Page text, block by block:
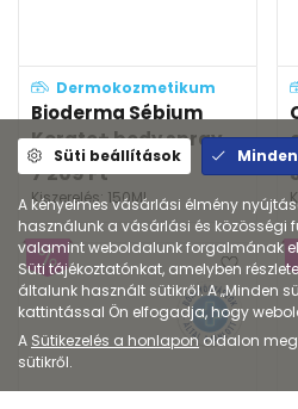
Dermokozmetikum
Bioderma Sébium
Kerato+ body spray
7 209Ft
Kiszerelés: 150ML
Süti beállítások
A kényelmes vásárlási élmény
használunk a vásárlási és közösségi
valamint weboldalunk forgalmának
Süti tájékoztatónkat, amelyben
általunk használt sütikről. A „Minden
kattintással Ön elfogadja, hogy
A Sütikezelés a honlapon oldalon
sütikről.